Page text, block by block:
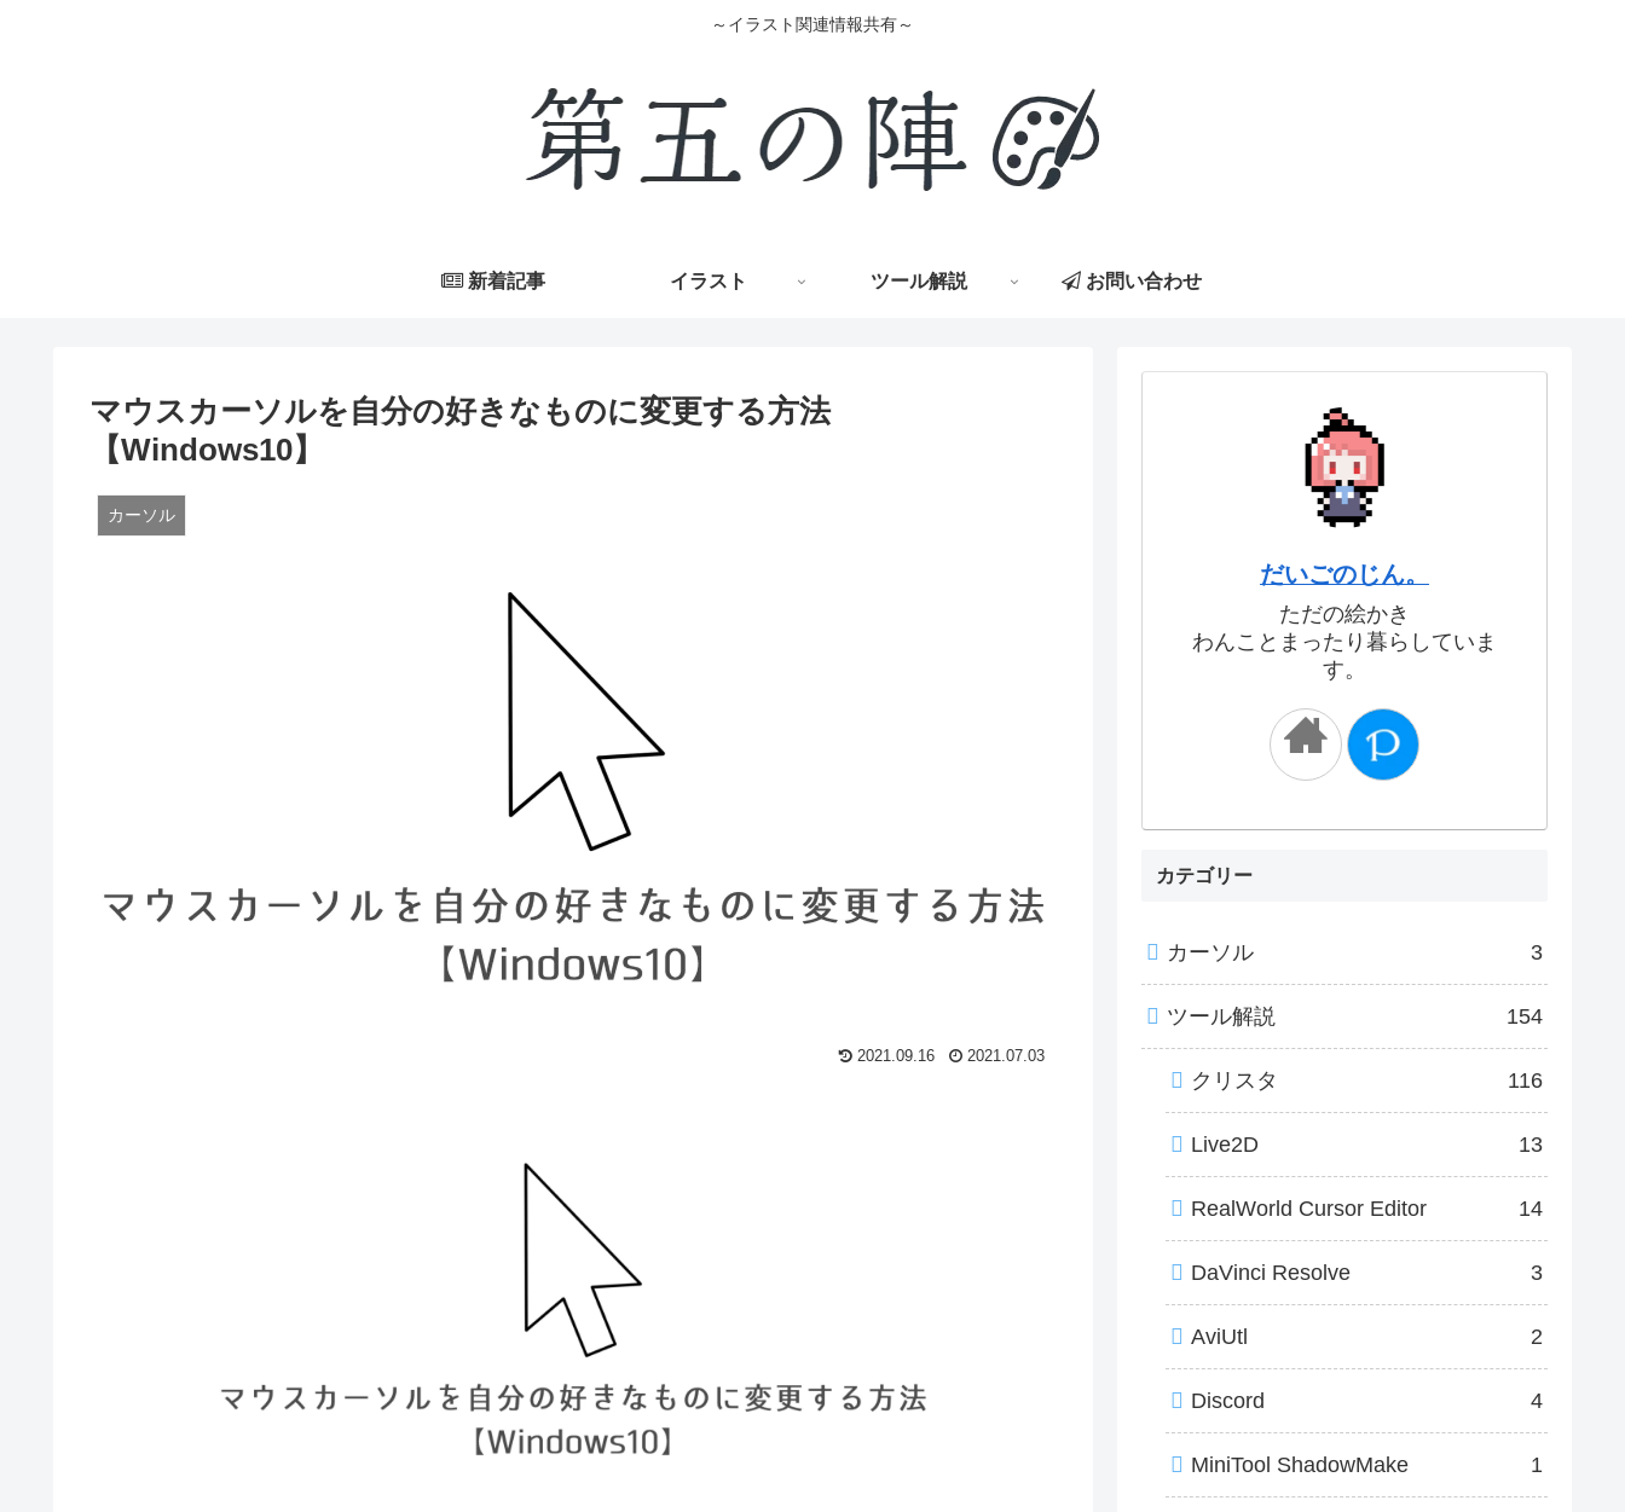
～イラスト関連情報共有～
新着記事 イラスト ツール解説 お問い合わせ
マウスカーソルを自分の好きなものに変更する方法
【Windows10】
カーソル
2021.09.16 2021.07.03
だいごのじん。
ただの絵かき
わんことまったり暮らしていま
す。
カテゴリー
カーソル 3
ツール解説 154
クリスタ 116
Live2D 13
RealWorld Cursor Editor 14
DaVinci Resolve 3
AviUtl 2
Discord 4
MiniTool ShadowMake 1